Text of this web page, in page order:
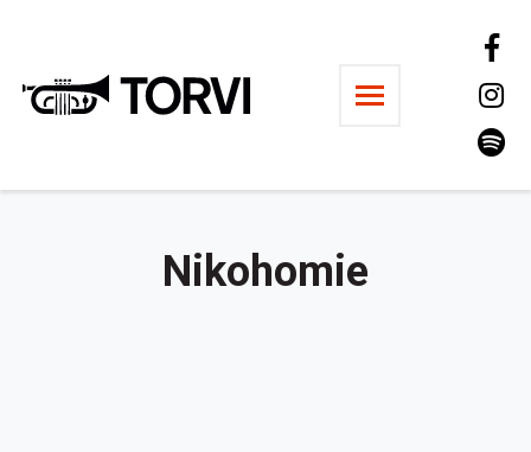
Ravintola Torvi
Nikohomie